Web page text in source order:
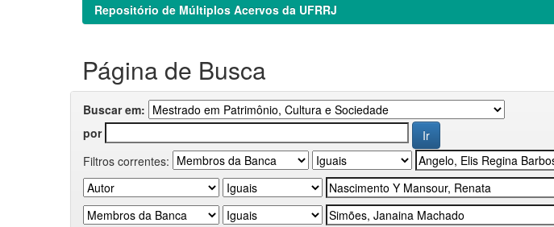
Repositório de Múltiplos Acervos da UFRRJ
Página de Busca
Buscar em:
por
Filtros correntes: